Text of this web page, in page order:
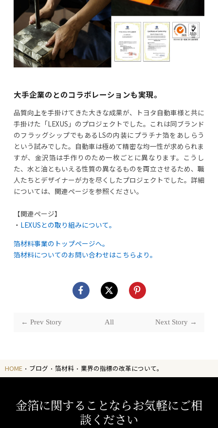
大手企業のとのコラボレーションも実現。
品質向上を手掛けてきた大きな成果が、トヨタ自動車様と共に
手掛けた「LEXUS」のプロジェクトでした。これは同ブランド
のフラッグシップでもあるLSの内装にプラチナ箔をあしらう
という試みでした。自動車は極めて精密な均一性が求められま
すが、金沢箔は手作りのため一枚ごとに異なります。こうし
た、水と油ともいえる性質の異なるものを両立させるため、職
人たちとデザイナーが力を尽くしたプロジェクトでした。詳細
については、関連ページを参照ください。
【関連ページ】
・ LEXUSとの取り組みについて。
箔材料事業のトップページへ。
箔材料についてのお問い合わせはこちらより。
← Prev Story All Next Story →
HOME ブログ 箔材料 業界の指標の改革について。
金箔に関することならお気軽にご相
談ください